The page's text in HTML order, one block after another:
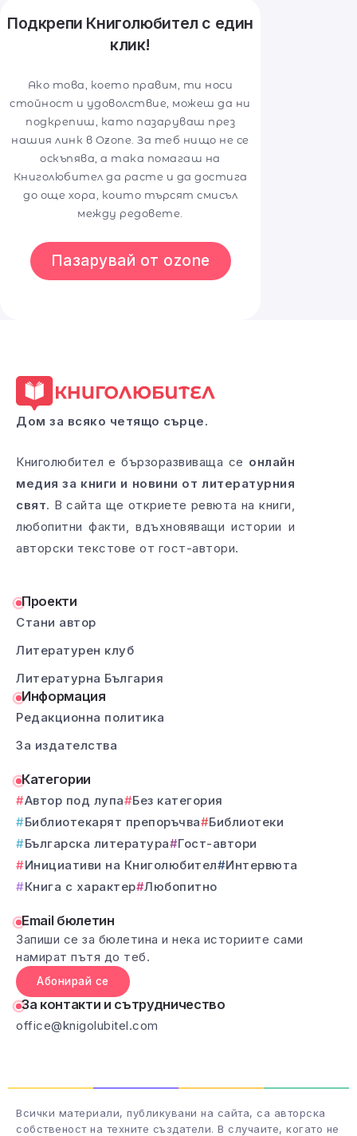
Подкрепи Книголюбител с един
клик!
Ако това, което правим, ти носи
стойност и удоволствие, можеш да ни
подкрепиш, като пазаруваш през
нашия линк в Ozone. За теб нищо не се
оскъпява, а така помагаш на
Книголюбител да расте и да достига
до още хора, които търсят смисъл
между редовете.
Пазарувай от ozone
Дом за всяко четящо сърце.
Книголюбител е бързоразвиваща се онлайн
медия за книги и новини от литературния
свят. В сайта ще откриете ревюта на книги,
любопитни факти, вдъхновяващи истории и
авторски текстове от гост-автори.
Проекти
Стани автор
Литературен клуб
Литературна България
Информация
Редакционна политика
За издателства
Категории
Автор под лупа
Без категория
Библиотекарят препоръчва
Библиотеки
Българска литература
Гост-автори
Инициативи на Книголюбител
Интервюта
Книга с характер Любопитно
Email бюлетин
Запиши се за бюлетина и нека историите сами
намират пътя до теб.
Абонирай се
За контакти и сътрудничество
office@knigolubitel.com
Всички материали, публикувани на сайта, са авторска
собственост на техните създатели. В случаите, когато не